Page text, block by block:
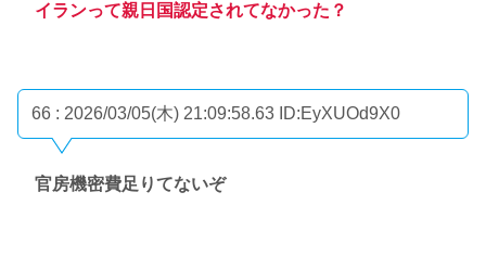
イランって親日国認定されてなかった？
66 : 2026/03/05(木) 21:09:58.63 ID:EyXUOd9X0
官房機密費足りてないぞ